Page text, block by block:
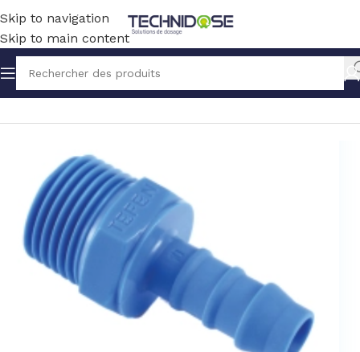
Skip to navigation
Skip to main content
Accueil TUYAUX ET RACCORDS RACCORDS NYLON